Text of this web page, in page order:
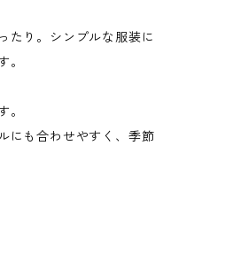
たり。シンプルな服装に
。
。
にも合わせやすく、季節